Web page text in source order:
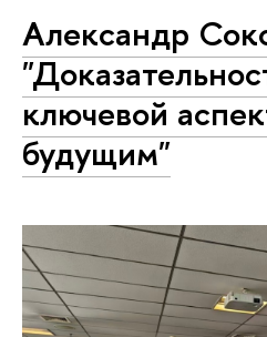
Александр
ключевой
будущим"